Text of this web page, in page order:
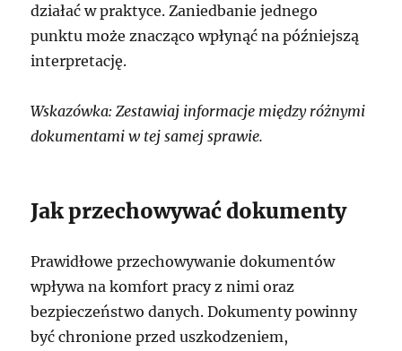
działać w praktyce. Zaniedbanie jednego
punktu może znacząco wpłynąć na późniejszą
interpretację.
Wskazówka: Zestawiaj informacje między różnymi
dokumentami w tej samej sprawie.
Jak przechowywać dokumenty
Prawidłowe przechowywanie dokumentów
wpływa na komfort pracy z nimi oraz
bezpieczeństwo danych. Dokumenty powinny
być chronione przed uszkodzeniem,